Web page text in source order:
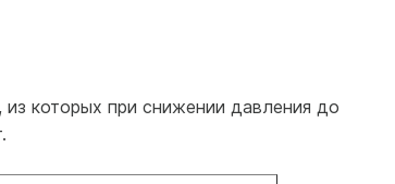
которых при снижении давления до